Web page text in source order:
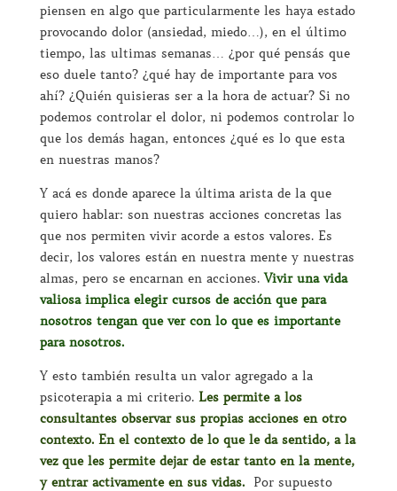
piensen en algo que particularmente les haya estado
provocando dolor (ansiedad, miedo…), en el último
tiempo, las ultimas semanas… ¿por qué pensás que
eso duele tanto? ¿qué hay de importante para vos
ahí? ¿Quién quisieras ser a la hora de actuar? Si no
podemos controlar el dolor, ni podemos controlar lo
que los demás hagan, entonces ¿qué es lo que esta
en nuestras manos?
Y acá es donde aparece la última arista de la que
quiero hablar: son nuestras acciones concretas las
que nos permiten vivir acorde a estos valores. Es
decir, los valores están en nuestra mente y nuestras
almas, pero se encarnan en acciones.Vivir una vida
valiosa implica elegir cursos de acción que para
nosotros tengan que ver con lo que es importante
para nosotros.
Y esto también resulta un valor agregado a la
psicoterapia a mi criterio. Les permite a los
consultantes observar sus propias acciones en otro
contexto. En el contexto de lo que le da sentido, a la
vez que les permite dejar de estar tanto en la mente,
y entrar activamente en sus vidas.
Por supuesto